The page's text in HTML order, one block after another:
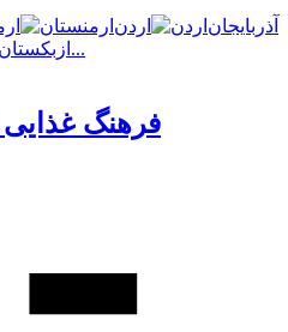
آذربایجان اردن
بیشتر...
فرهنگ غذایی